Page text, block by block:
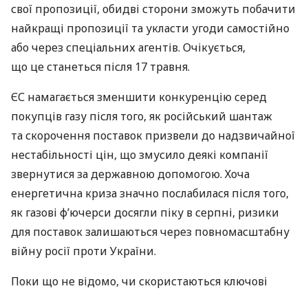
свої пропозиції, обидві сторони зможуть побачити
найкращі пропозиції та укласти угоди самостійно
або через спеціальних агентів. Очікується,
що це станеться після 17 травня.
ЄС намагається зменшити конкуренцію серед
покупців газу після того, як російський шантаж
та скорочення поставок призвели до надзвичайної
нестабільності цін, що змусило деякі компанії
звернутися за державною допомогою. Хоча
енергетична криза значно послабилася після того,
як газові ф’ючерси досягли піку в серпні, ризики
для поставок залишаються через повномасштабну
війну росії проти України.
Поки що не відомо, чи скористаються ключові